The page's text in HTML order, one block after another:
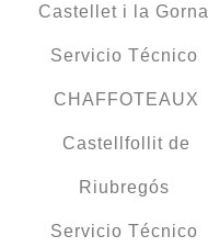
Castellet i la Gornal
Servicio Técnico
CHAFFOTEAUX
Castellfollit de
Riubregós
Servicio Técnico